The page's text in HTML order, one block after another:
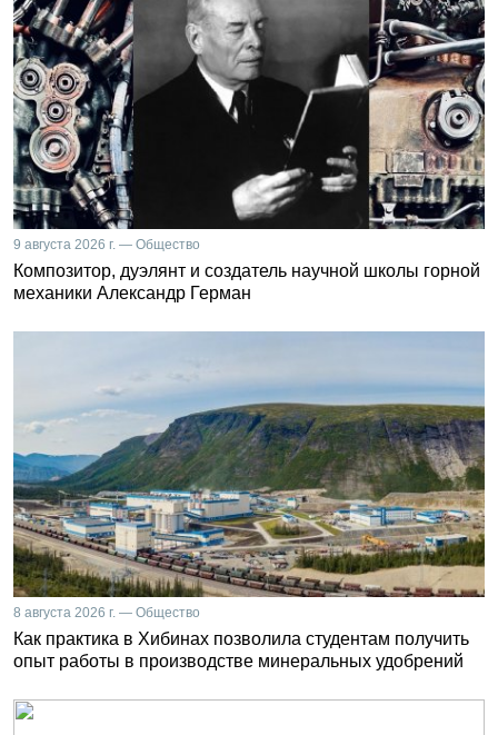
9 августа 2026 г. — Общество
Композитор, дуэлянт и создатель научной школы горной
механики Александр Герман
8 августа 2026 г. — Общество
Как практика в Хибинах позволила студентам получить
опыт работы в производстве минеральных удобрений